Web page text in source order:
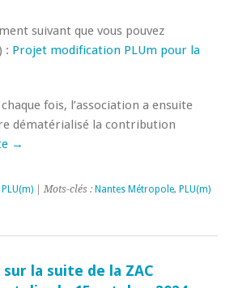
suivant que vous pouvez
: Projet modification PLUm pour la
fois, l’association a ensuite
dématérialisé la contribution
→
| Mots-clés : Nantes Métropole, PLU(m)
la suite de la ZAC